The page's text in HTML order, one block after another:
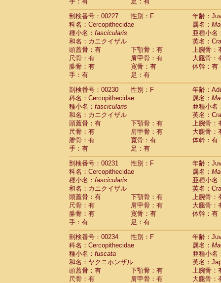
剖検番号：00227
性別：F
年齢：
科名：Cercopithecidae
属名：
種小名： fascicularis
亜種小名
和名：カニクイザル
英名：
頭蓋骨：有
下顎骨：有
上腕骨：
尺骨：有
肩甲骨：有
大腿骨：
腓骨：有
寛骨：有
体幹：有
手：有
足：有
剖検番号：00230
性別：F
年齢：
科名：Cercopithecidae
属名：
種小名： fascicularis
亜種小名
和名：カニクイザル
英名：
頭蓋骨：有
下顎骨：有
上腕骨：
尺骨：有
肩甲骨：有
大腿骨：
腓骨：有
寛骨：有
体幹：有
手：有
足：有
剖検番号：00231
性別：F
年齢：
科名：Cercopithecidae
属名：
種小名： fascicularis
亜種小名
和名：カニクイザル
英名：
頭蓋骨：有
下顎骨：有
上腕骨：
尺骨：有
肩甲骨：有
大腿骨：
腓骨：有
寛骨：有
体幹：有
手：有
足：有
剖検番号：00234
性別：F
年齢：
科名：Cercopithecidae
属名：
種小名： fuscata
亜種小名
和名：ヤクニホンザル
英名：
頭蓋骨：有
下顎骨：有
上腕骨：
尺骨：有
肩甲骨：有
大腿骨：